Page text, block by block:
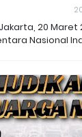
20 Maret
Nasional